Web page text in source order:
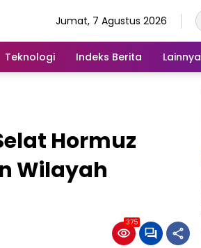
Jumat, 7 Agustus 2026
Teknologi Indeks Berita Lainnya
Hormuz
Wilayah
375